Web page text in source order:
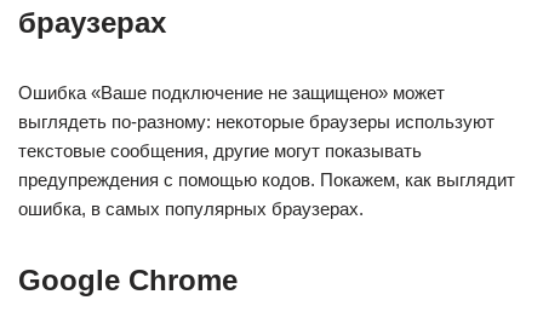
браузерах
Ошибка «Ваше подключение не защищено» может
выглядеть по-разному: некоторые браузеры используют
текстовые сообщения, другие могут показывать
предупреждения с помощью кодов. Покажем, как выглядит
ошибка, в самых популярных браузерах.
Google Chrome